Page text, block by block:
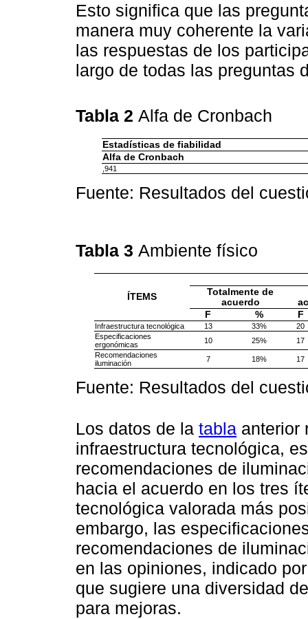
Esto significa que las
manera muy coherente la
las respuestas de los
largo de todas las preguntas
Tabla 2 Alfa de Cronbach
Estadísticas de fiabilidad
Alfa de Cronbach
,941
Fuente: Resultados del
Tabla 3 Ambiente físico
ÍTEMS
Totalmente de
acuerdo
F
% F
Infraestructura tecnológica 13 33%
20
Especificaciones
ergonómicas
10 25%
17
Recomendaciones
iluminación
7 18% 17
Fuente: Resultados del
Los datos de la tabla anterior
infraestructura tecnológica,
recomendaciones de
hacia el acuerdo en los tres
tecnológica valorada más
embargo, las
recomendaciones de
en las opiniones, indicado
que sugiere una diversidad
para mejoras.